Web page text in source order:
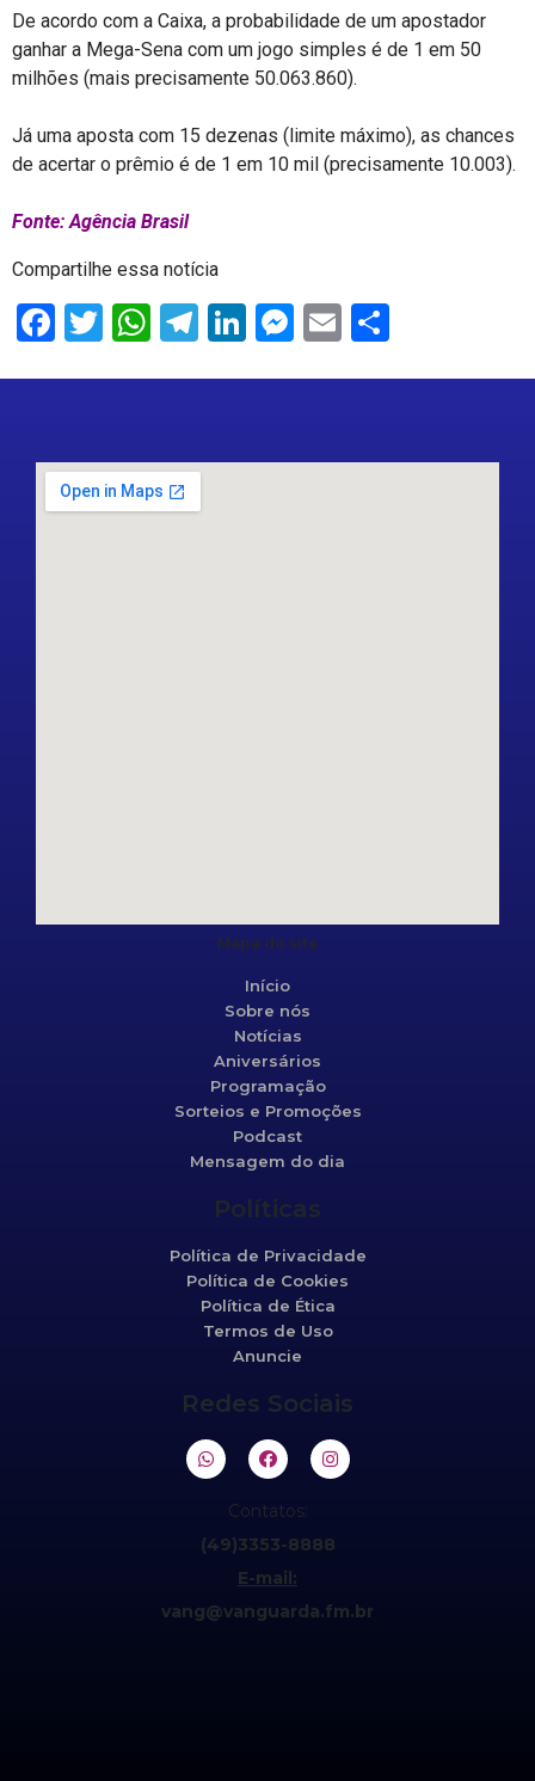
De acordo com a Caixa, a probabilidade de um apostador
ganhar a Mega-Sena com um jogo simples é de 1 em 50
milhões (mais precisamente 50.063.860).
Já uma aposta com 15 dezenas (limite máximo), as chances
de acertar o prêmio é de 1 em 10 mil (precisamente 10.003).
Fonte: Agência Brasil
Compartilhe essa notícia
Facebook
Twitter
WhatsApp
Telegram
LinkedIn
Messenger
Email
Mapa do site
Início
Sobre nós
Notícias
Aniversários
Programação
Sorteios e Promoções
Podcast
Mensagem do dia
Políticas
Política de Privacidade
Política de Cookies
Política de Ética
Termos de Uso
Anuncie
Redes Sociais
Contatos:
(49)3353-8888
E-mail:
vang@vanguarda.fm.br